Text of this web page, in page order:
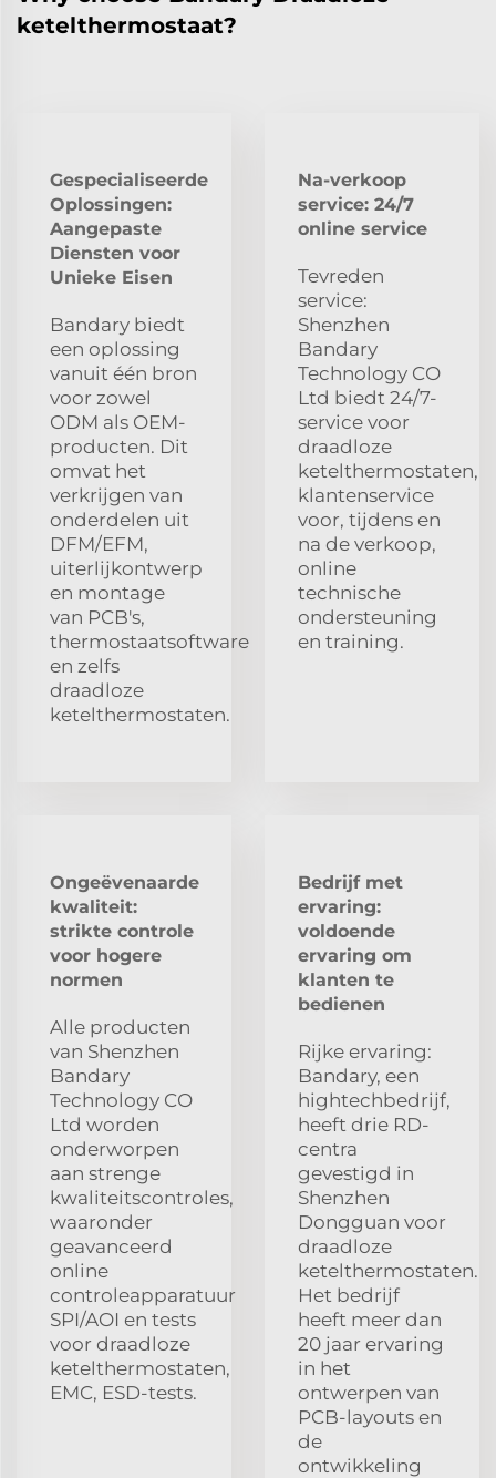
ketelthermostaat?
Gespecialiseerde
Oplossingen:
Aangepaste
Diensten voor
Unieke Eisen
Bandary biedt
een oplossing
vanuit één bron
voor zowel
ODM als OEM-
producten. Dit
omvat het
verkrijgen van
onderdelen uit
DFM/EFM,
uiterlijkontwerp
en montage
van PCB's,
thermostaatsoftware
en zelfs
draadloze
ketelthermostaten.
Na-verkoop
service: 24/7
online service
Tevreden
service:
Shenzhen
Bandary
Technology CO
Ltd biedt 24/7-
service voor
draadloze
ketelthermostaten,
klantenservice
voor, tijdens en
na de verkoop,
online
technische
ondersteuning
en training.
Ongeëvenaarde
kwaliteit:
strikte controle
voor hogere
normen
Alle producten
van Shenzhen
Bandary
Technology CO
Ltd worden
onderworpen
aan strenge
kwaliteitscontroles,
waaronder
geavanceerd
online
controleapparatuur
SPI/AOI en tests
voor draadloze
ketelthermostaten,
EMC, ESD-tests.
Bedrijf met
ervaring:
voldoende
ervaring om
klanten te
bedienen
Rijke ervaring:
Bandary, een
hightechbedrijf,
heeft drie RD-
centra
gevestigd in
Shenzhen
Dongguan voor
draadloze
ketelthermostaten.
Het bedrijf
heeft meer dan
20 jaar ervaring
in het
ontwerpen van
PCB-layouts en
de
ontwikkeling